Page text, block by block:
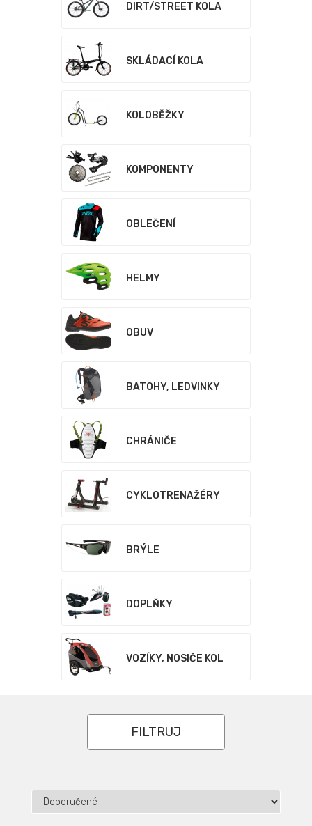
DIRT/STREET KOLA
SKLÁDACÍ KOLA
KOLOBĚŽKY
KOMPONENTY
OBLEČENÍ
HELMY
OBUV
BATOHY, LEDVINKY
CHRÁNIČE
CYKLOTRENAŽÉRY
BRÝLE
DOPLŇKY
VOZÍKY, NOSIČE KOL
FILTRUJ